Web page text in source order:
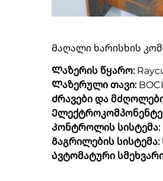
Მაღალი ხარისხის
Ლაზერის წყარო:
Ლაზერული თავი:
Ძრავები და
Კონტროლის სისტემა:
Გაგრილების სისტემა:
Ავტომატური